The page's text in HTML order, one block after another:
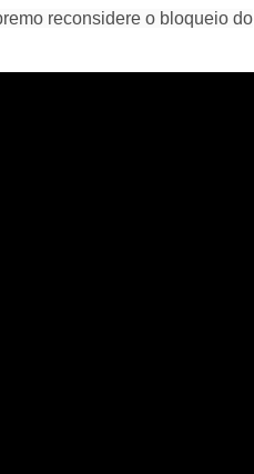
reconsidere o bloqueio do